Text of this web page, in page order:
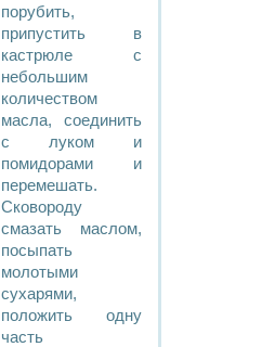
порубить,
припустить в
кастрюле с
небольшим
количеством
масла, соединить
с луком и
помидорами и
перемешать.
Сковороду
смазать маслом,
посыпать
молотыми
сухарями,
положить одну
часть